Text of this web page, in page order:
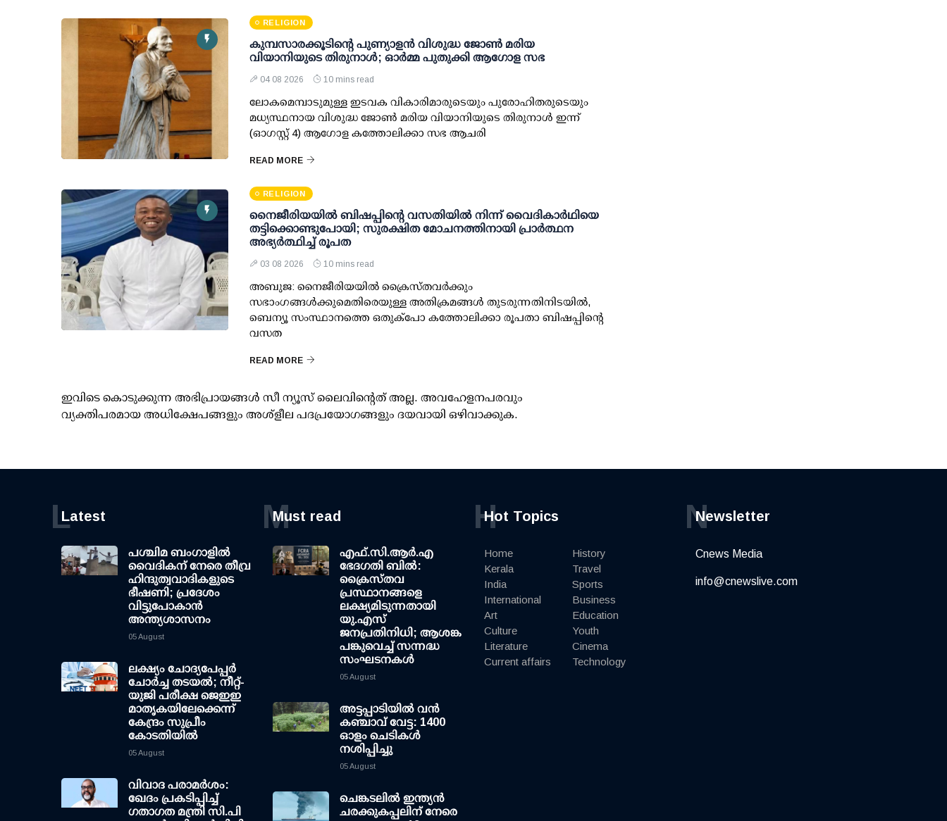
RELIGION
കുമ്പസാരക്കൂടിന്റെ പുണ്യാളന്‍ വിശുദ്ധ ജോണ്‍ മരിയ
വിയാനിയുടെ തിരുനാള്‍; ഓര്‍മ്മ പുതുക്കി ആഗോള സഭ
04 08 2026 10 mins read
ലോകമെമ്പാടുമുള്ള ഇടവക വികാരിമാരുടെയും പുരോഹിതരുടെയും
മധ്യസ്ഥനായ വിശുദ്ധ ജോണ്‍ മരിയ വിയാനിയുടെ തിരുനാള്‍ ഇന്ന്
(ഓഗസ്റ്റ് 4) ആഗോള കത്തോലിക്കാ സഭ ആചരി
READ MORE
RELIGION
നൈജീരിയയിൽ ബിഷപ്പിന്റെ വസതിയിൽ നിന്ന് വൈദികാർഥിയെ
തട്ടിക്കൊണ്ടുപോയി; സുരക്ഷിത മോചനത്തിനായി പ്രാർത്ഥന
അഭ്യർത്ഥിച്ച് രൂപത
03 08 2026 10 mins read
അബുജ: നൈജീരിയയിൽ ക്രൈസ്തവർക്കും
സഭാംഗങ്ങൾക്കുമെതിരെയുള്ള അതിക്രമങ്ങൾ തുടരുന്നതിനിടയിൽ,
ബെന്യൂ സംസ്ഥാനത്തെ ഒതുക്പോ കത്തോലിക്കാ രൂപതാ ബിഷപ്പിന്റെ
വസത
READ MORE
ഇവിടെ കൊടുക്കുന്ന അഭിപ്രായങ്ങള്‍ സീ ന്യൂസ് ലൈവിന്റെത് അല്ല. അവഹേളനപരവും
വ്യക്തിപരമായ അധിക്ഷേപങ്ങളും അശ്‌ളീല പദപ്രയോഗങ്ങളും ദയവായി ഒഴിവാക്കുക.
Latest
L
പശ്ചിമ ബംഗാളിൽ
വൈദികന് നേരെ തീവ്ര
ഹിന്ദുത്വവാദികളുടെ
ഭീഷണി; പ്രദേശം
വിട്ടുപോകാൻ
അന്ത്യശാസനം
05 August
ലക്ഷ്യം ചോദ്യപേപ്പര്‍
ചോര്‍ച്ച തടയല്‍; നീറ്റ്-
യുജി പരീക്ഷ ജെഇഇ
മാതൃകയിലേക്കെന്ന്
കേന്ദ്രം സുപ്രീം
കോടതിയില്‍
05 August
വിവാദ പരാമര്‍ശം:
ഖേദം പ്രകടിപ്പിച്ച്
ഗതാഗത മന്ത്രി സി.പി
Must read
M
എഫ്.സി.ആര്‍.എ
ഭേദഗതി ബില്‍:
ക്രൈസ്തവ
പ്രസ്ഥാനങ്ങളെ
ലക്ഷ്യമിടുന്നതായി
യു.എസ്
ജനപ്രതിനിധി; ആശങ്ക
പങ്കുവെച്ച് സന്നദ്ധ
സംഘടനകള്‍
05 August
അട്ടപ്പാടിയില്‍ വന്‍
കഞ്ചാവ് വേട്ട: 1400
ഓളം ചെടികള്‍
നശിപ്പിച്ചു
05 August
ചെങ്കടലില്‍ ഇന്ത്യന്‍
ചരക്കുകപ്പലിന് നേരെ
Hot Topics
H
Home
Kerala
India
International
Art
Culture
Literature
Current affairs
History
Travel
Sports
Business
Education
Youth
Cinema
Technology
Newsletter
N
Cnews Media
info@cnewslive.com